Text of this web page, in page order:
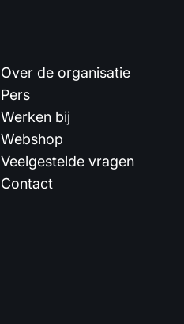
Over de organisatie
Pers
Werken bij
Webshop
Veelgestelde vragen
Contact